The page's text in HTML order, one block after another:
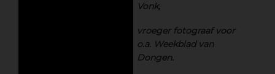
Vonk,
vroeger fotograaf voor
o.a. Weekblad van
Dongen.